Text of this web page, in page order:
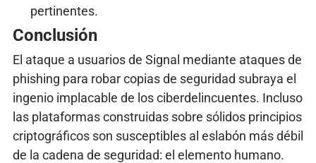
pertinentes.
Conclusión
El ataque a usuarios de Signal mediante ataques de
phishing para robar copias de seguridad subraya el
ingenio implacable de los ciberdelincuentes. Incluso
las plataformas construidas sobre sólidos principios
criptográficos son susceptibles al eslabón más débil
de la cadena de seguridad: el elemento humano.